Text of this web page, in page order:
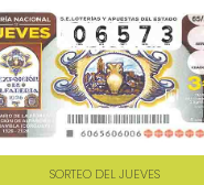
SORTEO DEL JUEVES